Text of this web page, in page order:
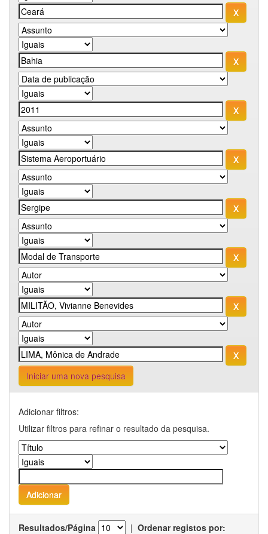
Iniciar uma nova pesquisa
Adicionar filtros:
Utilizar filtros para refinar o resultado da pesquisa.
Resultados/Página | Ordenar registos por: